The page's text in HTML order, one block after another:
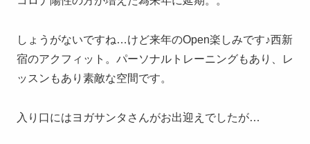
しょうがないですね…けど来年のOpen楽しみです♪西新
宿のアクフィット。パーソナルトレーニングもあり、レ
ッスンもあり素敵な空間です。
入り口にはヨガサンタさんがお出迎えでしたが…